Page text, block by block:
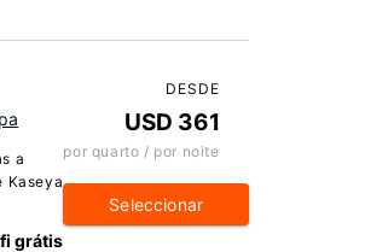
a
Kaseya
grátis
DESDE
USD 361
por quarto / por noite
Seleccionar